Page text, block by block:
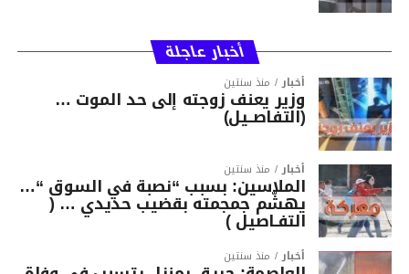
أخبار عاجلة
أخبار منذ سنتين
وزير يعنف زوجته إلى حد الموت …
(التفاصــيل)
أخبار منذ سنتين
الملاسين: بسبب “نصبة في السوق “…
يهشّم جمجمته بقضيب حديدي … (
التفـاصيل )
أخبار منذ سنتين